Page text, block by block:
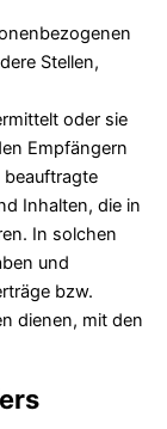
Stellen,
oder sie
Empfängern
beauftragte
Inhalten, die in
In solchen
und
bzw.
dienen, mit den